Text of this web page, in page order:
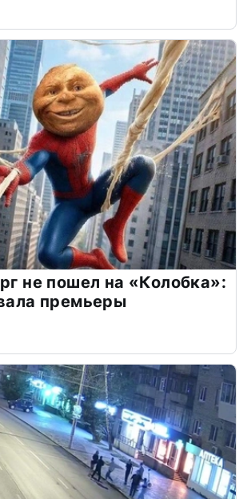
не пошел на «Колобка»:
премьеры